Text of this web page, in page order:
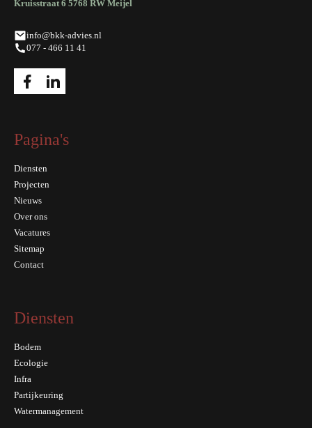
Kruisstraat 6 5768 RW Meijel
info@bkk-advies.nl
077 - 466 11 41
Pagina's
Diensten
Projecten
Nieuws
Over ons
Vacatures
Sitemap
Contact
Diensten
Bodem
Ecologie
Infra
Partijkeuring
Watermanagement